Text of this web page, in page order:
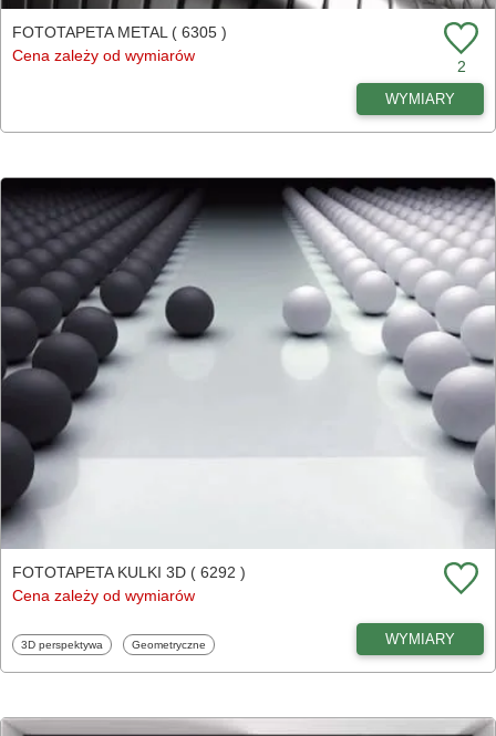
FOTOTAPETA METAL ( 6305 )
Cena zależy od wymiarów
2
WYMIARY
FOTOTAPETA KULKI 3D ( 6292 )
Cena zależy od wymiarów
Fototapety
3D perspektywa Fototapety
Geometryczne WYMIARY